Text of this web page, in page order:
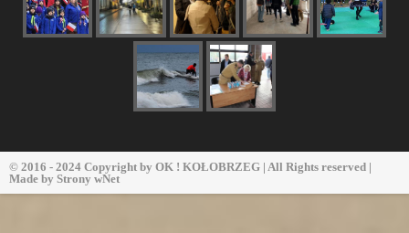
© 2016 - 2024 Copyright by OK ! KOŁOBRZEG | All Rights reserved |
Made by Strony wNet